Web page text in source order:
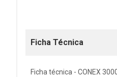
Ficha Técnica
Ficha técnica - CONEX